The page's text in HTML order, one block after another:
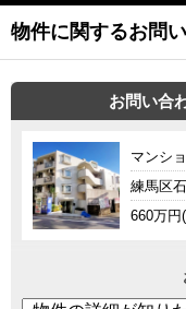
物件に関するお問
お問い合
マンシ
練馬区
660万円